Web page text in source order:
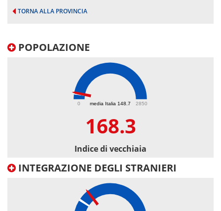
TORNA ALLA PROVINCIA
POPOLAZIONE
media Italia 148.7
0 2850
168.3
Indice di vecchiaia
INTEGRAZIONE DEGLI STRANIERI